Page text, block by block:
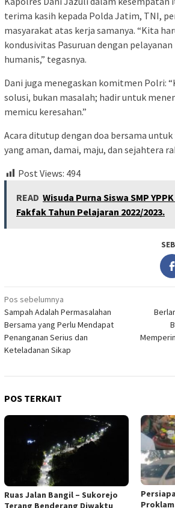
terima kasih kepada Polda Jatim, TNI,
masyarakat atas kerja samanya. “Kita
kondusivitas Pasuruan dengan
humanis,” tegasnya.
Dani juga menegaskan komitmen Polri:
solusi, bukan masalah; hadir untuk
memicu keresahan.”
Acara ditutup dengan doa bersama
yang aman, damai, maju, dan sejahtera
Post Views: 494
READ Wisuda Purna Siswa SMP
Fakfak Tahun Pelajaran 2022/2023.
Navigasi
pos
Pos sebelumnya
Sampah Adalah Permasalahan
Bersama yang Perlu Mendapat
Penanganan Serius dan
Keteladanan Sikap
POS TERKAIT
Ruas Jalan Bangil – Sukorejo
Terang Benderang Diwaktu